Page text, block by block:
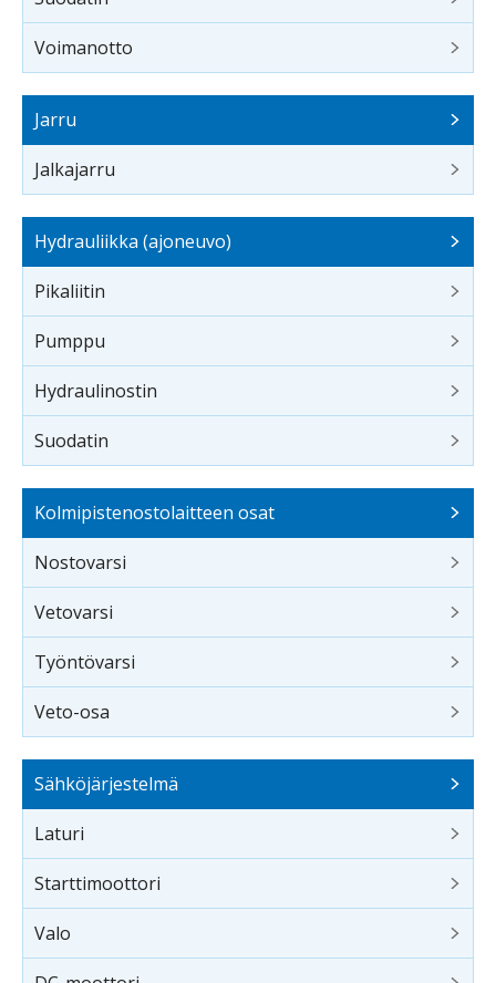
Voimanotto
Jarru
Jalkajarru
Hydrauliikka (ajoneuvo)
Pikaliitin
Pumppu
Hydraulinostin
Suodatin
Kolmipistenostolaitteen osat
Nostovarsi
Vetovarsi
Työntövarsi
Veto-osa
Sähköjärjestelmä
Laturi
Starttimoottori
Valo